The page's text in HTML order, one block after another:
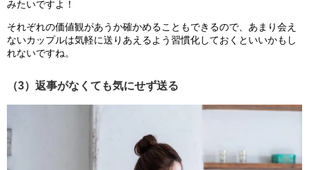
みたいですよ！
それぞれの価値観があうか確かめることもできるので、あまり会え
ないカップルは気軽に送りあえるよう習慣化しておくといいかもし
れないですね。
（3）返事がなくても気にせず送る